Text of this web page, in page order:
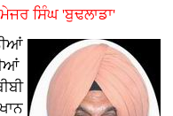
ਸਿੰਘ 'ਬੁਢਲਾਡਾ'